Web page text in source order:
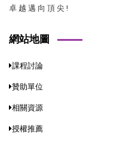
卓 越 邁 向 頂 尖 !
網站地圖
課程討論
贊助單位
相關資源
授權推薦